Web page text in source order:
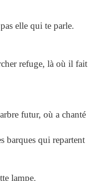
elle qui te parle.
refuge, là où il fait
futur, où a chanté
barques qui repartent
lampe.